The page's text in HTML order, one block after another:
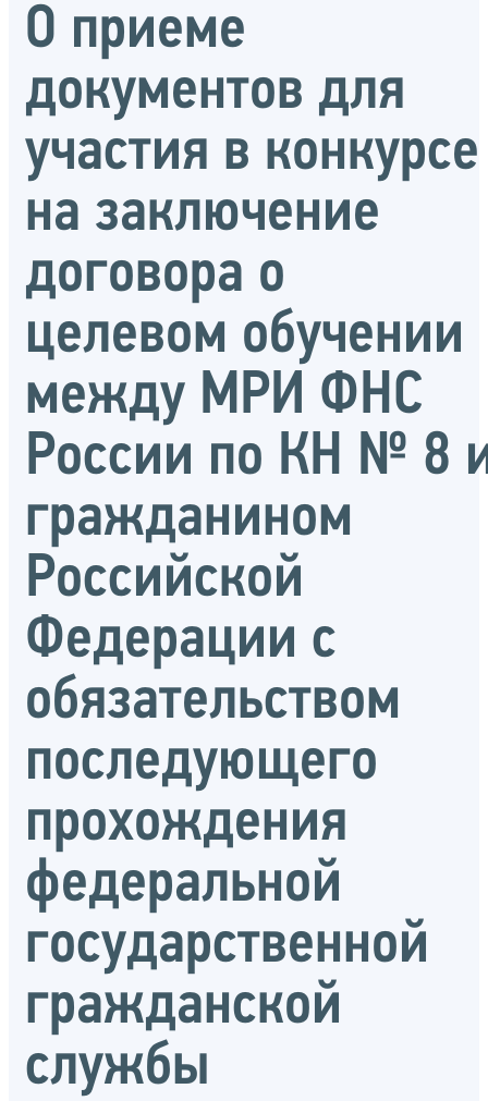
О приеме
документов для
участия в конкурсе
на заключение
договора о
целевом обучении
между МРИ ФНС
России по КН № 8
гражданином
Российской
Федерации с
обязательством
последующего
прохождения
федеральной
государственной
гражданской
службы